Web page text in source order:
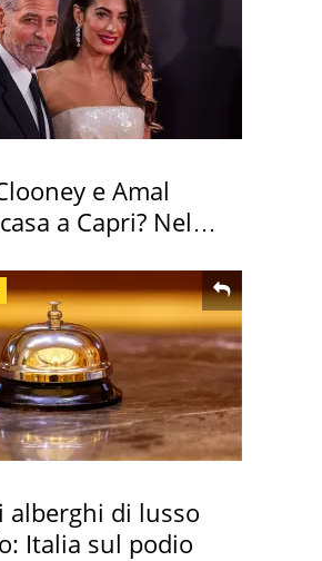
e Amal
a Capri? Nel
alberghi di lusso
Italia sul podio